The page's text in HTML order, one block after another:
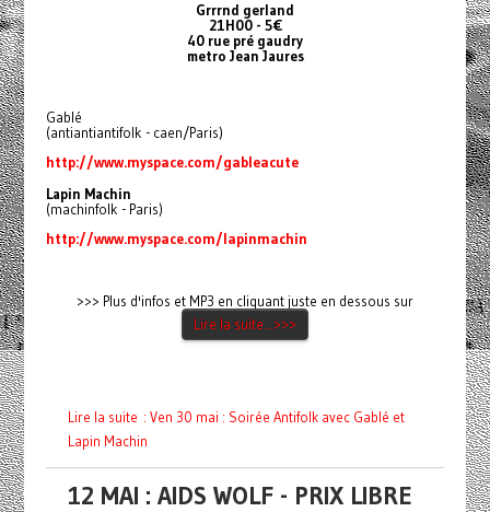
Grrrnd gerland
21H00 - 5€
40 rue pré gaudry
metro Jean Jaures
Gablé
(antiantiantifolk - caen/Paris)
http://www.myspace.com/gableacute
Lapin Machin
(machinfolk - Paris)
http://www.myspace.com/lapinmachin
>>> Plus d'infos et MP3 en cliquant juste en dessous sur
Lire la suite...>>>
Lire la suite : Ven 30 mai : Soirée Antifolk avec Gablé et
Lapin Machin
12 MAI : AIDS WOLF - PRIX LIBRE